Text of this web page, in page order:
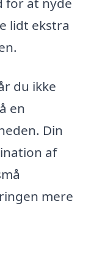
lidt ekstra
du ikke
en
Din
af
mere